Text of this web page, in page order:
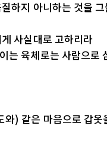
하지 아니하는 것을
사실대로 고하리라
는 육체로는 사람으로
와) 같은 마음으로 갑